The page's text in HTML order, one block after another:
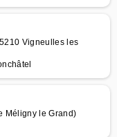
Vigneulles les
Méligny le Grand)